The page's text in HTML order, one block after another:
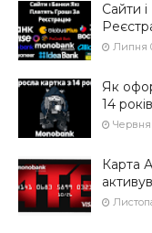
Сайти
Липня
Як
14
Червня
Карта